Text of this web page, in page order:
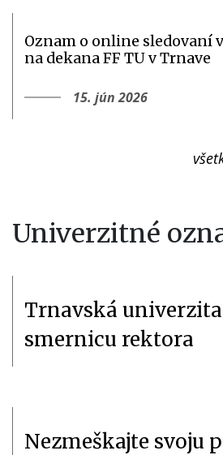
Oznam o online sledovaní
na dekana FF TU v Trnave
15. jún 2026
Univerzitné
Trnavská
smernicu rektora
Nezmeškajte svoju